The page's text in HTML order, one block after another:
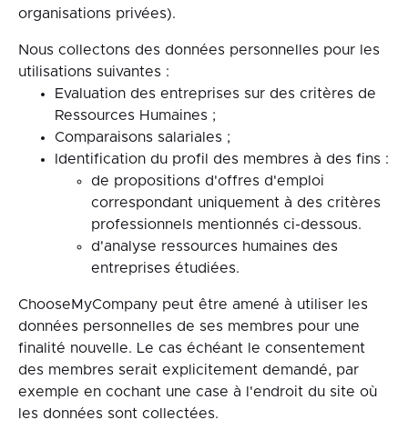
organisations privées).
Nous collectons des données personnelles pour les
utilisations suivantes :
Evaluation des entreprises sur des critères de
Ressources Humaines ;
Comparaisons salariales ;
Identification du profil des membres à des fins :
de propositions d'offres d'emploi
correspondant uniquement à des critères
professionnels mentionnés ci-dessous.
d'analyse ressources humaines des
entreprises étudiées.
ChooseMyCompany peut être amené à utiliser les
données personnelles de ses membres pour une
finalité nouvelle. Le cas échéant le consentement
des membres serait explicitement demandé, par
exemple en cochant une case à l'endroit du site où
les données sont collectées.